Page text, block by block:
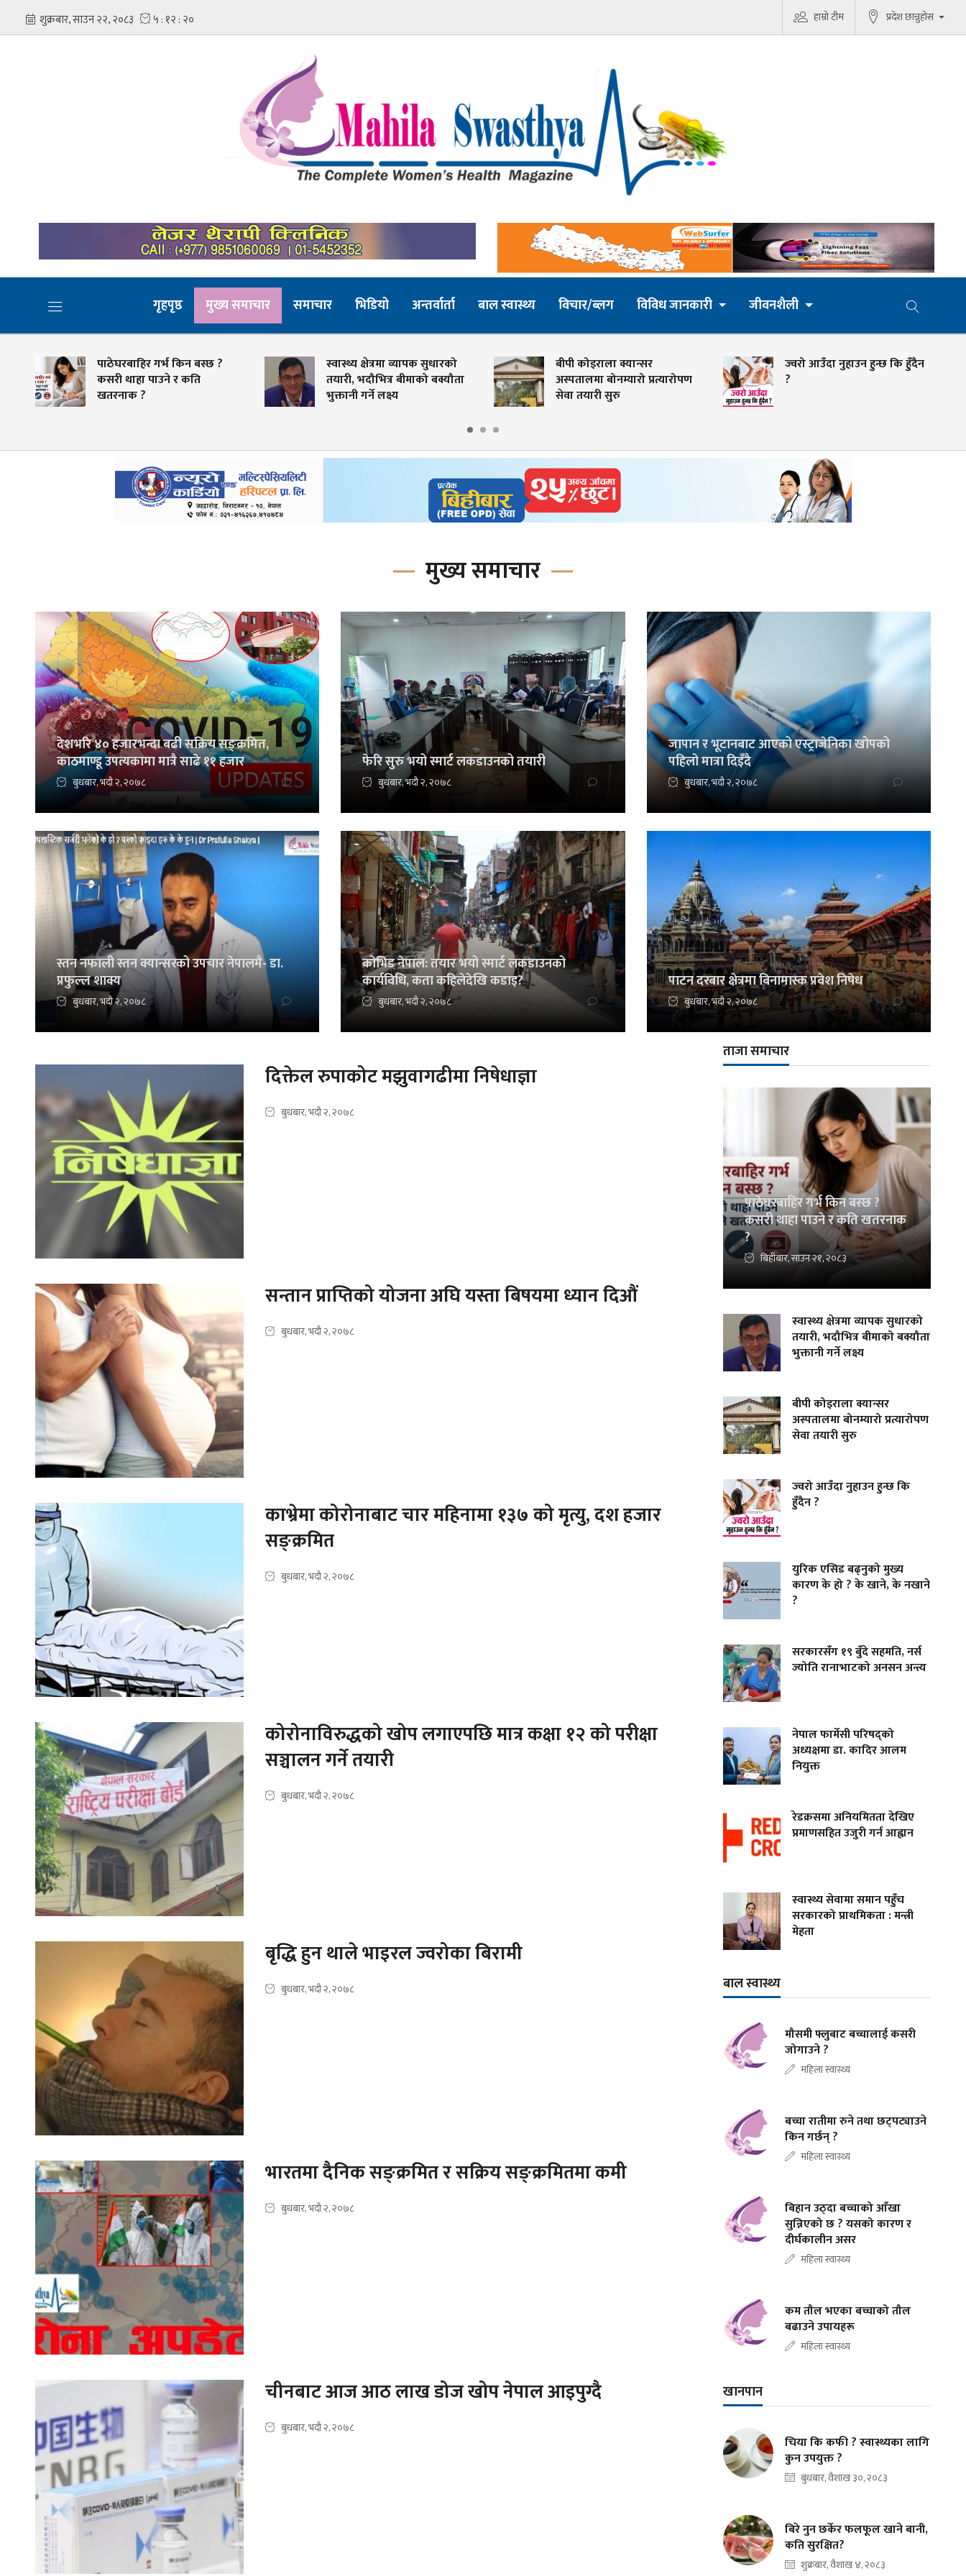
हाम्रो टीम प्रदेश छान्नुहोस
गृहपृष्ठ मुख्य समाचार समाचार भिडियो अन्तर्वार्ता बाल स्वास्थ्य विचार/ब्लग विविध जानकारी जीवनशैली
पाठेघरबाहिर गर्भ किन बस्छ ?
कसरी थाहा पाउने र कति
खतरनाक ?
स्वास्थ्य क्षेत्रमा व्यापक सुधारको
तयारी, भदौभित्र बीमाको बक्यौता
भुक्तानी गर्ने लक्ष्य
बीपी कोइराला क्यान्सर
अस्पतालमा बोनम्यारो प्रत्यारोपण
सेवा तयारी सुरु
ज्वरो आउँदा नुहाउन हुन्छ कि हुँदैन
?
युरिक
मुख्य समाचार
देशभरि ४० हजारभन्दा बढी सक्रिय सङ्क्रमित,
काठमाण्डू उपत्यकामा मात्रै साढे ११ हजार
बुधबार, भदौ २, २०७८
फेरि सुरु भयो स्मार्ट लकडाउनको तयारी
बुधबार, भदौ २, २०७८
जापान र भूटानबाट आएको एस्ट्राजेनिका खोपको
पहिलो मात्रा दिइँदै
बुधबार, भदौ २, २०७८
स्तन नफाली स्तन क्यान्सरको उपचार नेपालमै- डा.
प्रफुल्ल शाक्य
बुधबार, भदौ २, २०७८
कोभिड नेपाल: तयार भयो स्मार्ट लकडाउनको
कार्यविधि, कता कहिलेदेखि कडाइ?
बुधबार, भदौ २, २०७८
पाटन दरबार क्षेत्रमा बिनामास्क प्रवेश निषेध
बुधबार, भदौ २, २०७८
दिक्तेल रुपाकोट मझुवागढीमा निषेधाज्ञा
बुधबार, भदौ २, २०७८
सन्तान प्राप्तिको योजना अघि यस्ता बिषयमा ध्यान दिऔं
बुधबार, भदौ २, २०७८
काभ्रेमा कोरोनाबाट चार महिनामा १३७ को मृत्यु, दश हजार
सङ्क्रमित
बुधबार, भदौ २, २०७८
कोरोनाविरुद्धको खोप लगाएपछि मात्र कक्षा १२ को परीक्षा
सञ्चालन गर्ने तयारी
बुधबार, भदौ २, २०७८
बृद्धि हुन थाले भाइरल ज्वरोका बिरामी
बुधबार, भदौ २, २०७८
भारतमा दैनिक सङ्क्रमित र सक्रिय सङ्क्रमितमा कमी
बुधबार, भदौ २, २०७८
चीनबाट आज आठ लाख डोज खोप नेपाल आइपुग्दै
बुधबार, भदौ २, २०७८
ताजा समाचार
पाठेघरबाहिर गर्भ किन बस्छ ?
कसरी थाहा पाउने र कति खतरनाक
?
बिहीबार, साउन २१, २०८३
स्वास्थ्य क्षेत्रमा व्यापक सुधारको
तयारी, भदौभित्र बीमाको बक्यौता
भुक्तानी गर्ने लक्ष्य
बीपी कोइराला क्यान्सर
अस्पतालमा बोनम्यारो प्रत्यारोपण
सेवा तयारी सुरु
ज्वरो आउँदा नुहाउन हुन्छ कि
हुँदैन ?
युरिक एसिड बढ्नुको मुख्य
कारण के हो ? के खाने, के नखाने
?
सरकारसँग १९ बुँदे सहमति, नर्स
ज्योति रानाभाटको अनसन अन्त्य
नेपाल फार्मेसी परिषद्को
अध्यक्षमा डा. कादिर आलम
नियुक्त
रेडक्रसमा अनियमितता देखिए
प्रमाणसहित उजुरी गर्न आह्वान
स्वास्थ्य सेवामा समान पहुँच
सरकारको प्राथमिकता : मन्त्री
मेहता
बाल स्वास्थ्य
मौसमी फ्लुबाट बच्चालाई कसरी
जोगाउने ?
महिला स्वास्थ्य
बच्चा रातीमा रुने तथा छट्पट्याउने
किन गर्छन् ?
महिला स्वास्थ्य
बिहान उठ्दा बच्चाको आँखा
सुन्निएको छ ? यसको कारण र
दीर्घकालीन असर
महिला स्वास्थ्य
कम तौल भएका बच्चाको तौल
बढाउने उपायहरू
महिला स्वास्थ्य
खानपान
चिया कि कफी ? स्वास्थ्यका लागि
कुन उपयुक्त ?
बुधबार, वैशाख ३०, २०८३
बिरे नुन छर्केर फलफूल खाने बानी,
कति सुरक्षित?
शुक्रबार, वैशाख ४, २०८३